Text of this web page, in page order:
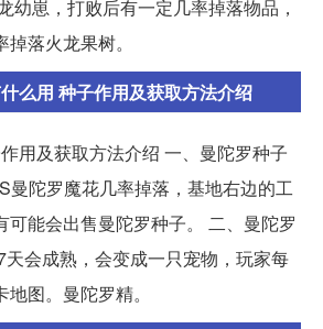
幼崽，打败后有一定几率掉落物品，
落火龙果树。
么用 种子作用及获取方法介绍
用及获取方法介绍 一、曼陀罗种子
曼陀罗魔花几率掉落，基地右边的工
可能会出售曼陀罗种子。 二、曼陀罗
会成熟，会变成一只宠物，玩家每
图。曼陀罗精。